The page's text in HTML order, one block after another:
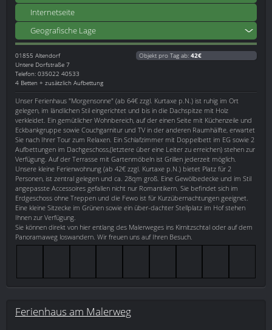
Internetseite
Geografische Lage
01855 Altendorf
Untere Dorfstraße 7
Telefon: 035022 40533
4 Betten + zusätzlich Aufbettung
Objekt pro Tag ab: 42€
Unser Ferienhaus "Morgensonne" (ab 64€ zzgl. Kurtaxe p.N.) ist ruhig im Ort
gelegen, im ländlichen Stil eingerichtet und bis in die Dachspitze mit Holz
verkleidet. Ein gemütlicher Wohnbereich, auf der einen Seite mit Küchenzeile und
Eckbankgruppe sowie Couchgarnitur und TV in der anderen Raumhälfte, erwartet
Sie nach Ihrer Tour zum Relaxen. Ein Schlafzimmer mit Doppelbett im EG sowie 2
Aufbettungen im Dachgeschoss,(letztere über eine Leiter zu erreichen) stehen zur
Verfügung. Auf der Terrasse mit Gartenmöbeln ist Grillen jederzeit möglich.
Unsere kleine Ferienwohnung (ab 42€ zzgl. Kurtaxe p.N.) bietet Platz für 2
Personen, ist zentral gelegen und ca. 28qm groß. Eine Gewölbedecke und im Stil
angepasste Accessoires gefallen nicht nur Romantikern. Sie befindet sich im
Erdgeschoss ohne Treppen und die Fewo ist für Kurzübernachtungen geeignet.
Eine kleine Sitzecke im Grünen sowie ein über-dachter Stellplatz im Hof stehen
Ihnen zur Verfügung.
Sie können direkt von hier entlang des Malerweges ins Kirnitzschtal oder auf dem
Panoramaweg loswandern. Wir freuen uns auf Ihren Besuch.
Ferienhaus am Malerweg